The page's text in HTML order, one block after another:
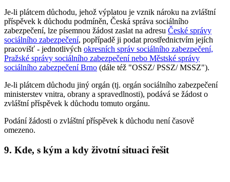
Je-li plátcem důchodu, jehož výplatou je vznik nároku na zvláštní
příspěvek k důchodu podmíněn, Česká správa sociálního
zabezpečení, lze písemnou žádost zaslat na adresu České správy
sociálního zabezpečení, popřípadě ji podat prostřednictvím jejích
pracovišť - jednotlivých okresních správ sociálního zabezpečení,
Pražské správy sociálního zabezpečení nebo Městské správy
sociálního zabezpečení Brno (dále též "OSSZ/ PSSZ/ MSSZ").
Je-li plátcem důchodu jiný orgán (tj. orgán sociálního zabezpečení
ministerstev vnitra, obrany a spravedlnosti), podává se žádost o
zvláštní příspěvek k důchodu tomuto orgánu.
Podání žádosti o zvláštní příspěvek k důchodu není časově
omezeno.
9. Kde, s kým a kdy životní situaci řešit